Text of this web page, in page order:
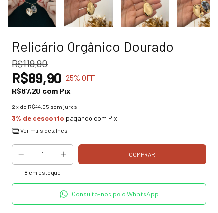
Relicário Orgânico Dourado
R$119,90
R$89,90 25% OFF
R$87,20 com Pix
2 x de R$44,95 sem juros
3% de desconto pagando com Pix
Ver mais detalhes
8 em estoque
Consulte-nos pelo WhatsApp